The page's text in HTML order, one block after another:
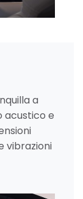
a
acustico e
vibrazioni